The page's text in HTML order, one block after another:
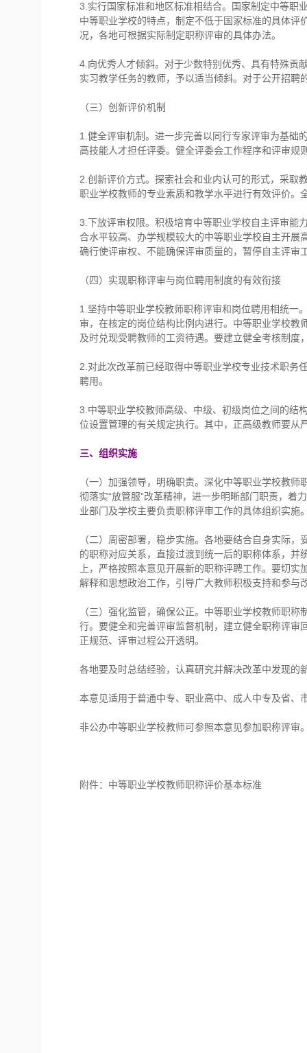
3.实行国家标准和地区标准相结合。国家制定中等职
中等职业学校的特点，制定不低于国家标准的具体
况，各地可根据实际制定职称评审的具体办法。
4.向优秀人才倾斜。对于少数特别优秀、具有特殊贡
实习教学任务的教师，予以适当倾斜。对于公开招
（三）创新评价机制
1.健全评审机制。进一步完善以同行专家评审为基础
高技能人才担任评委。健全评委会工作程序和评审规
2.创新评价方式。探索社会和业内认可的形式，采取
职业学校教师的专业素质和教学水平进行有效评价
3.下放评审权限。积极培育中等职业学校自主评审能
合水平较高、办学规模较大的中等职业学校自主开
确行使评审权、不能确保评审质量的，暂停自主评审
（四）实现职称评审与岗位聘用制度的有效衔接
1.坚持中等职业学校教师职称评审和岗位聘用相统一
审，在核定的岗位结构比例内进行。中等职业学校
及时兑现受聘教师的工资待遇。要建立健全考核制
2.对此次改革前已经取得中等职业学校专业技术职务
聘用。
3.中等职业学校教师高级、中级、初级岗位之间的结
位设置管理的有关规定执行。其中，正高级教师要从
三、组织实施
（一）加强领导，明确职责。深化中等职业学校教
彻落实“放管服”改革精神，进一步明晰部门职责，
业部门及学校主要负责职称评审工作的具体组织实
（二）周密部署，稳步实施。各地要结合自身实际
的职称对应关系，直接过渡到统一后的职称体系，
上，严格按照本意见开展新的职称评聘工作。要切
解释和思想政治工作，引导广大教师积极支持和参与
（三）强化监管，确保公正。中等职业学校教师职
行。要健全和完善评审监督机制，建立健全职称评
正规范、评审过程公开透明。
各地要及时总结经验，认真研究并解决改革中发现
本意见适用于普通中专、职业高中、成人中专及省、
非公办中等职业学校教师可参照本意见参加职称评审
附件：中等职业学校教师职称评价基本标准